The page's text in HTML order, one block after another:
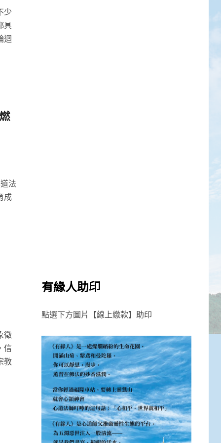
少
具
迴
法
成
徵
信
教
有緣人助印
點選下方圖片【線上繳款】助印